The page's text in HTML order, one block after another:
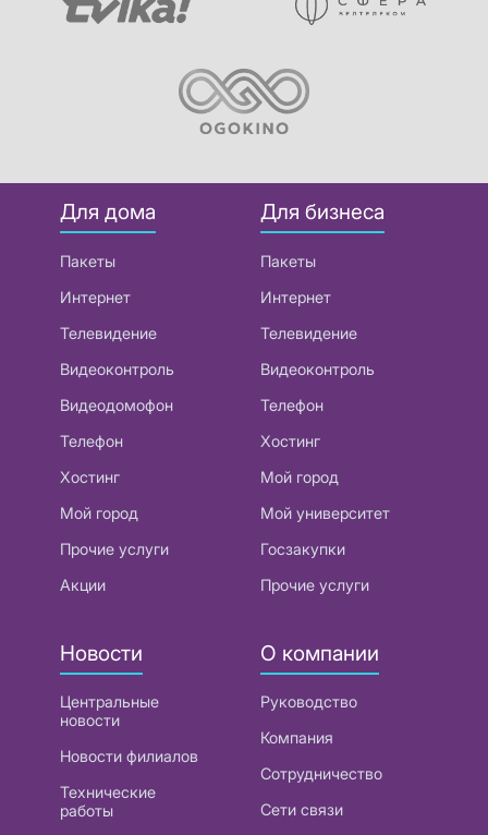
Для дома
Пакеты
Интернет
Телевидение
Видеоконтроль
Видеодомофон
Телефон
Хостинг
Мой город
Прочие услуги
Акции
Для бизнеса
Пакеты
Интернет
Телевидение
Видеоконтроль
Телефон
Хостинг
Мой город
Мой университет
Госзакупки
Прочие услуги
Новости
Центральные
новости
Новости филиалов
Технические
работы
О компании
Руководство
Компания
Сотрудничество
Сети связи